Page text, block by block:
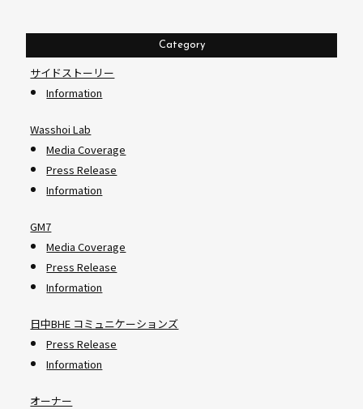
Category
サイドストーリー
Information
Wasshoi Lab
Media Coverage
Press Release
Information
GM7
Media Coverage
Press Release
Information
日中BHE コミュニケーションズ
Press Release
Information
オーナー